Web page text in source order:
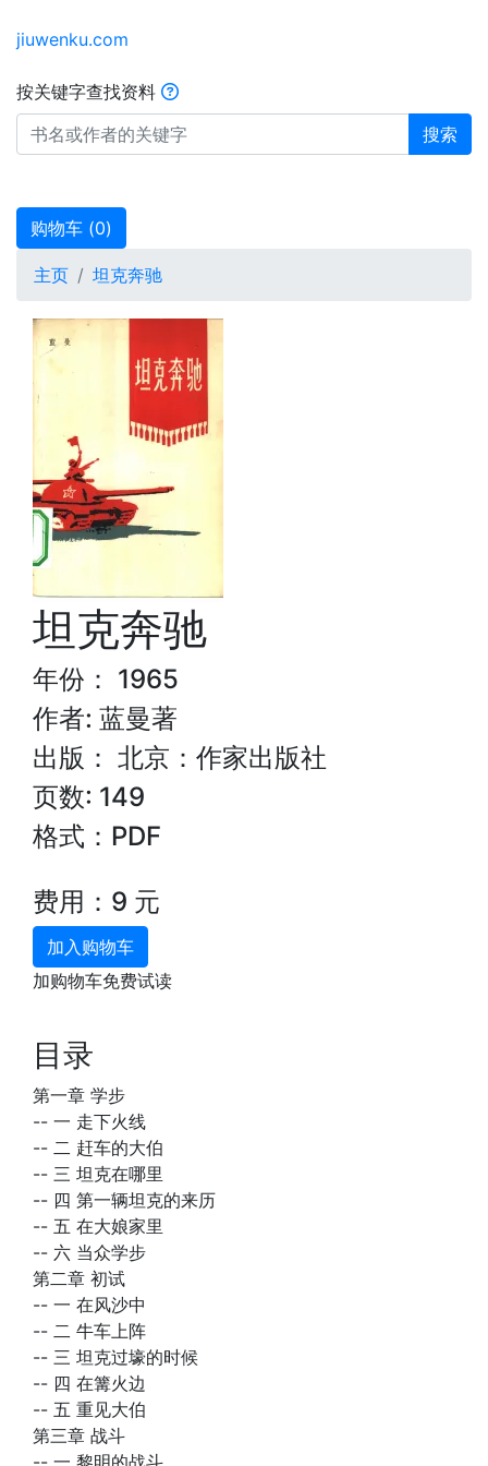
jiuwenku.com
按关键字查找资料
搜索
购物车 (0)
主页 坦克奔驰
坦克奔驰
年份： 1965
作者: 蓝曼著
出版： 北京：作家出版社
页数: 149
格式：PDF
费用：9 元
加入购物车
加购物车免费试读
目录
第一章 学步
-- 一 走下火线
-- 二 赶车的大伯
-- 三 坦克在哪里
-- 四 第一辆坦克的来历
-- 五 在大娘家里
-- 六 当众学步
第二章 初试
-- 一 在风沙中
-- 二 牛车上阵
-- 三 坦克过壕的时候
-- 四 在篝火边
-- 五 重见大伯
第三章 战斗
-- 一 黎明的战斗